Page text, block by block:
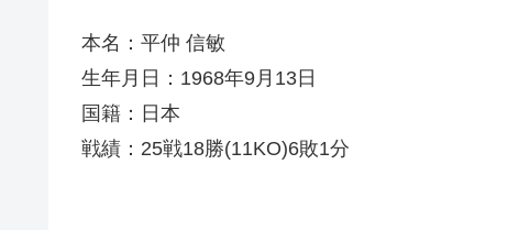
本名：平仲 信敏
生年月日：1968年9月13日
国籍：日本
戦績：25戦18勝(11KO)6敗1分